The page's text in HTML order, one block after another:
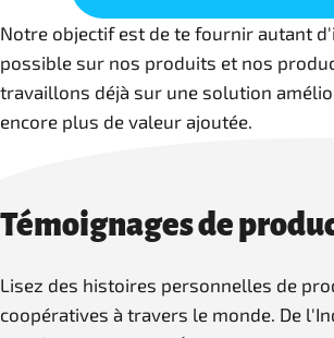
Notre objectif est de te fournir autant
possible sur nos produits et nos
travaillons déjà sur une solution
encore plus de valeur ajoutée.
Témoignages de
Lisez des histoires personnelles de
coopératives à travers le monde. De